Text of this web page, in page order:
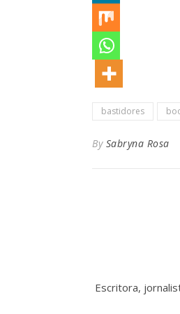
bastidores
By Sabryna Rosa
Escritora,